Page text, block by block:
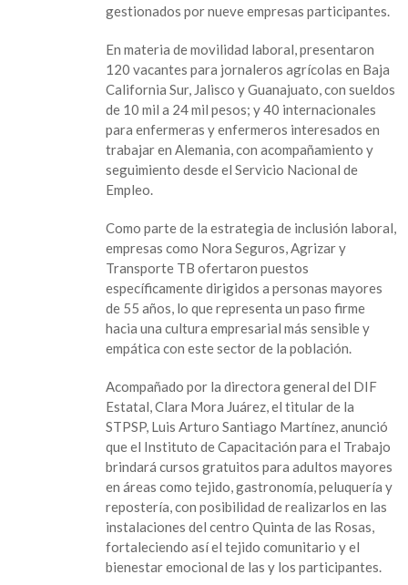
gestionados por nueve empresas participantes.
En materia de movilidad laboral, presentaron
120 vacantes para jornaleros agrícolas en Baja
California Sur, Jalisco y Guanajuato, con sueldos
de 10 mil a 24 mil pesos; y 40 internacionales
para enfermeras y enfermeros interesados en
trabajar en Alemania, con acompañamiento y
seguimiento desde el Servicio Nacional de
Empleo.
Como parte de la estrategia de inclusión laboral,
empresas como Nora Seguros, Agrizar y
Transporte TB ofertaron puestos
específicamente dirigidos a personas mayores
de 55 años, lo que representa un paso firme
hacia una cultura empresarial más sensible y
empática con este sector de la población.
Acompañado por la directora general del DIF
Estatal, Clara Mora Juárez, el titular de la
STPSP, Luis Arturo Santiago Martínez, anunció
que el Instituto de Capacitación para el Trabajo
brindará cursos gratuitos para adultos mayores
en áreas como tejido, gastronomía, peluquería y
repostería, con posibilidad de realizarlos en las
instalaciones del centro Quinta de las Rosas,
fortaleciendo así el tejido comunitario y el
bienestar emocional de las y los participantes.